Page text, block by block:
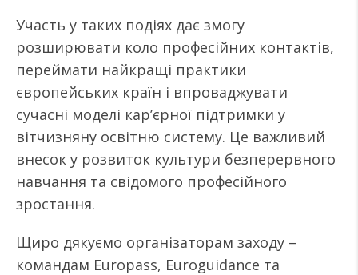
Участь у таких подіях дає змогу
розширювати коло професійних контактів,
переймати найкращі практики
європейських країн і впроваджувати
сучасні моделі кар’єрної підтримки у
вітчизняну освітню систему. Це важливий
внесок у розвиток культури безперервного
навчання та свідомого професійного
зростання.
Щиро дякуємо організаторам заходу –
командам Europass, Euroguidance та